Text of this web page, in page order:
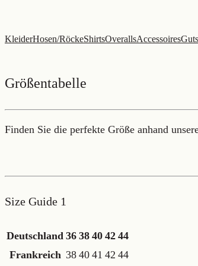
springen
KleiderHosen/RöckeShirtsOverallsAccessoires
Größentabelle
Finden Sie die perfekte Größe anhand
Size Guide 1
Deutschland 36 38 40 42 44
Frankreich 38 40 41 42 44